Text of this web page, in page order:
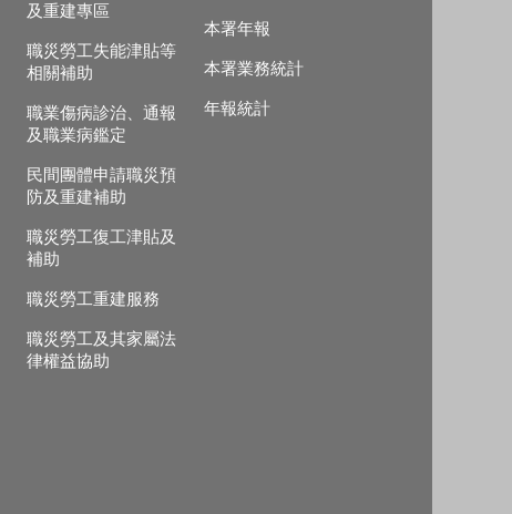
及重建專區
職災勞工失能津貼等
相關補助
職業傷病診治、通報
及職業病鑑定
民間團體申請職災預
防及重建補助
職災勞工復工津貼及
補助
職災勞工重建服務
職災勞工及其家屬法
律權益協助
本署年報
本署業務統計
年報統計